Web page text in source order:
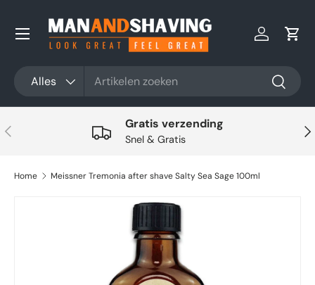
Ga naar inhoud
Alles Zoeken
Inloggen
Vorige Gratis verzending
Snel & Gratis
Home Meissner Tremonia after shave Salty Sea Sage 100ml
Ga direct naar productinformatie